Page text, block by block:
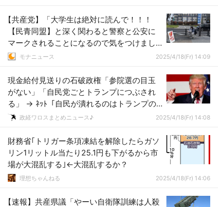
【共産党】「大学生は絶対に読んで！！！
【民青同盟】と深く関わると警察と公安に
マークされることになるので気をつけまし
ょう」モナニュース 2025/4/18(Fr) 14:09
現金給付見送りの石破政権「参院選の目玉
がない」「自民党ごとトランプにつぶされ
る」 → ﾈｯﾄ「自民が潰れるのはトランプの
せいじゃないぞｗ」「消費税廃止すれ
政経ワロスまとめニュース♪ 2025/4/18(Fr) 14:08
財務省｢トリガー条項凍結を解除したらガソ
リン1リットル当たり25.1円も下がるから市
場が大混乱する｣←大混乱するか？
理想ちゃんねる 2025/4/18(Fr) 14:06
【速報】共産県議「やーい自衛隊訓練は人殺